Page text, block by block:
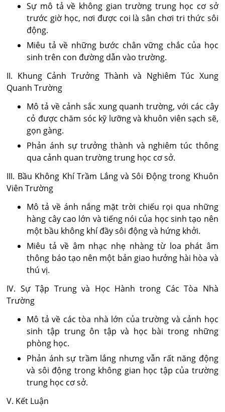
Sự mô tả về không gian trường trung học cơ sở
trước giờ học, nơi được coi là sân chơi tri thức sôi
động.
Miêu tả về những bước chân vững chắc của học
sinh trên con đường dẫn vào trường.
II. Khung Cảnh Trưởng Thành và Nghiêm Túc Xung
Quanh Trường
Mô tả về cảnh sắc xung quanh trường, với các cây
cỏ được chăm sóc kỹ lưỡng và khuôn viên sạch sẽ,
gọn gàng.
Phản ánh sự trưởng thành và nghiêm túc thông
qua cảnh quan trường trung học cơ sở.
III. Bầu Không Khí Trầm Lắng và Sôi Động trong Khuôn
Viên Trường
Mô tả về ánh nắng mặt trời chiếu rọi qua những
hàng cây cao lớn và tiếng nói của học sinh tạo nên
một bầu không khí đầy sôi động và hứng khởi.
Miêu tả về âm nhạc nhẹ nhàng từ loa phát âm
thông báo tạo nên một bản giao hưởng hài hòa và
thú vị.
IV. Sự Tập Trung và Học Hành trong Các Tòa Nhà
Trường
Mô tả về các tòa nhà lớn của trường và cảnh học
sinh tập trung ôn tập và học bài trong những
phòng học.
Phản ánh sự trầm lắng nhưng vẫn rất năng động
và sôi động trong không gian học tập của trường
trung học cơ sở.
V. Kết Luận